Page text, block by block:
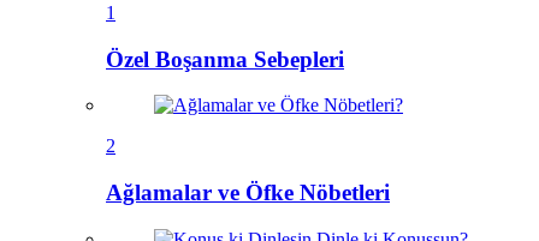
1
Özel Boşanma Sebepleri
2
Ağlamalar ve Öfke Nöbetleri